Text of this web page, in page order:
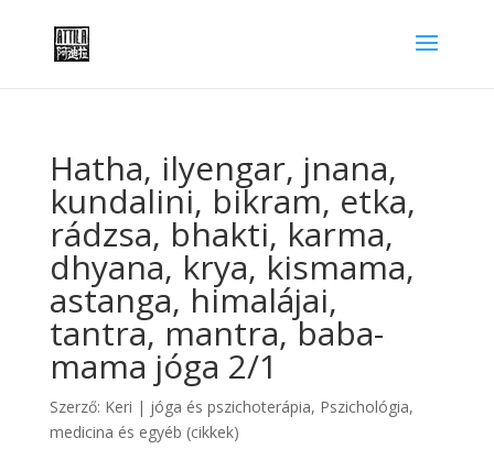
Hatha, ilyengar, jnana,
kundalini, bikram, etka,
rádzsa, bhakti, karma,
dhyana, krya, kismama,
astanga, himalájai,
tantra, mantra, baba-
mama jóga 2/1
Szerző: Keri | jóga és pszichoterápia, Pszichológia,
medicina és egyéb (cikkek)